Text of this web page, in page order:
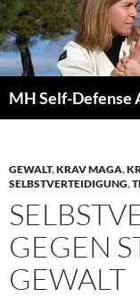
Zum
Inhalt
springen
MH Self-Defense
GEWALT,KRAV MAGA,
SELBSTVERTEIDIGUNG,
GEGEN
GEWALT